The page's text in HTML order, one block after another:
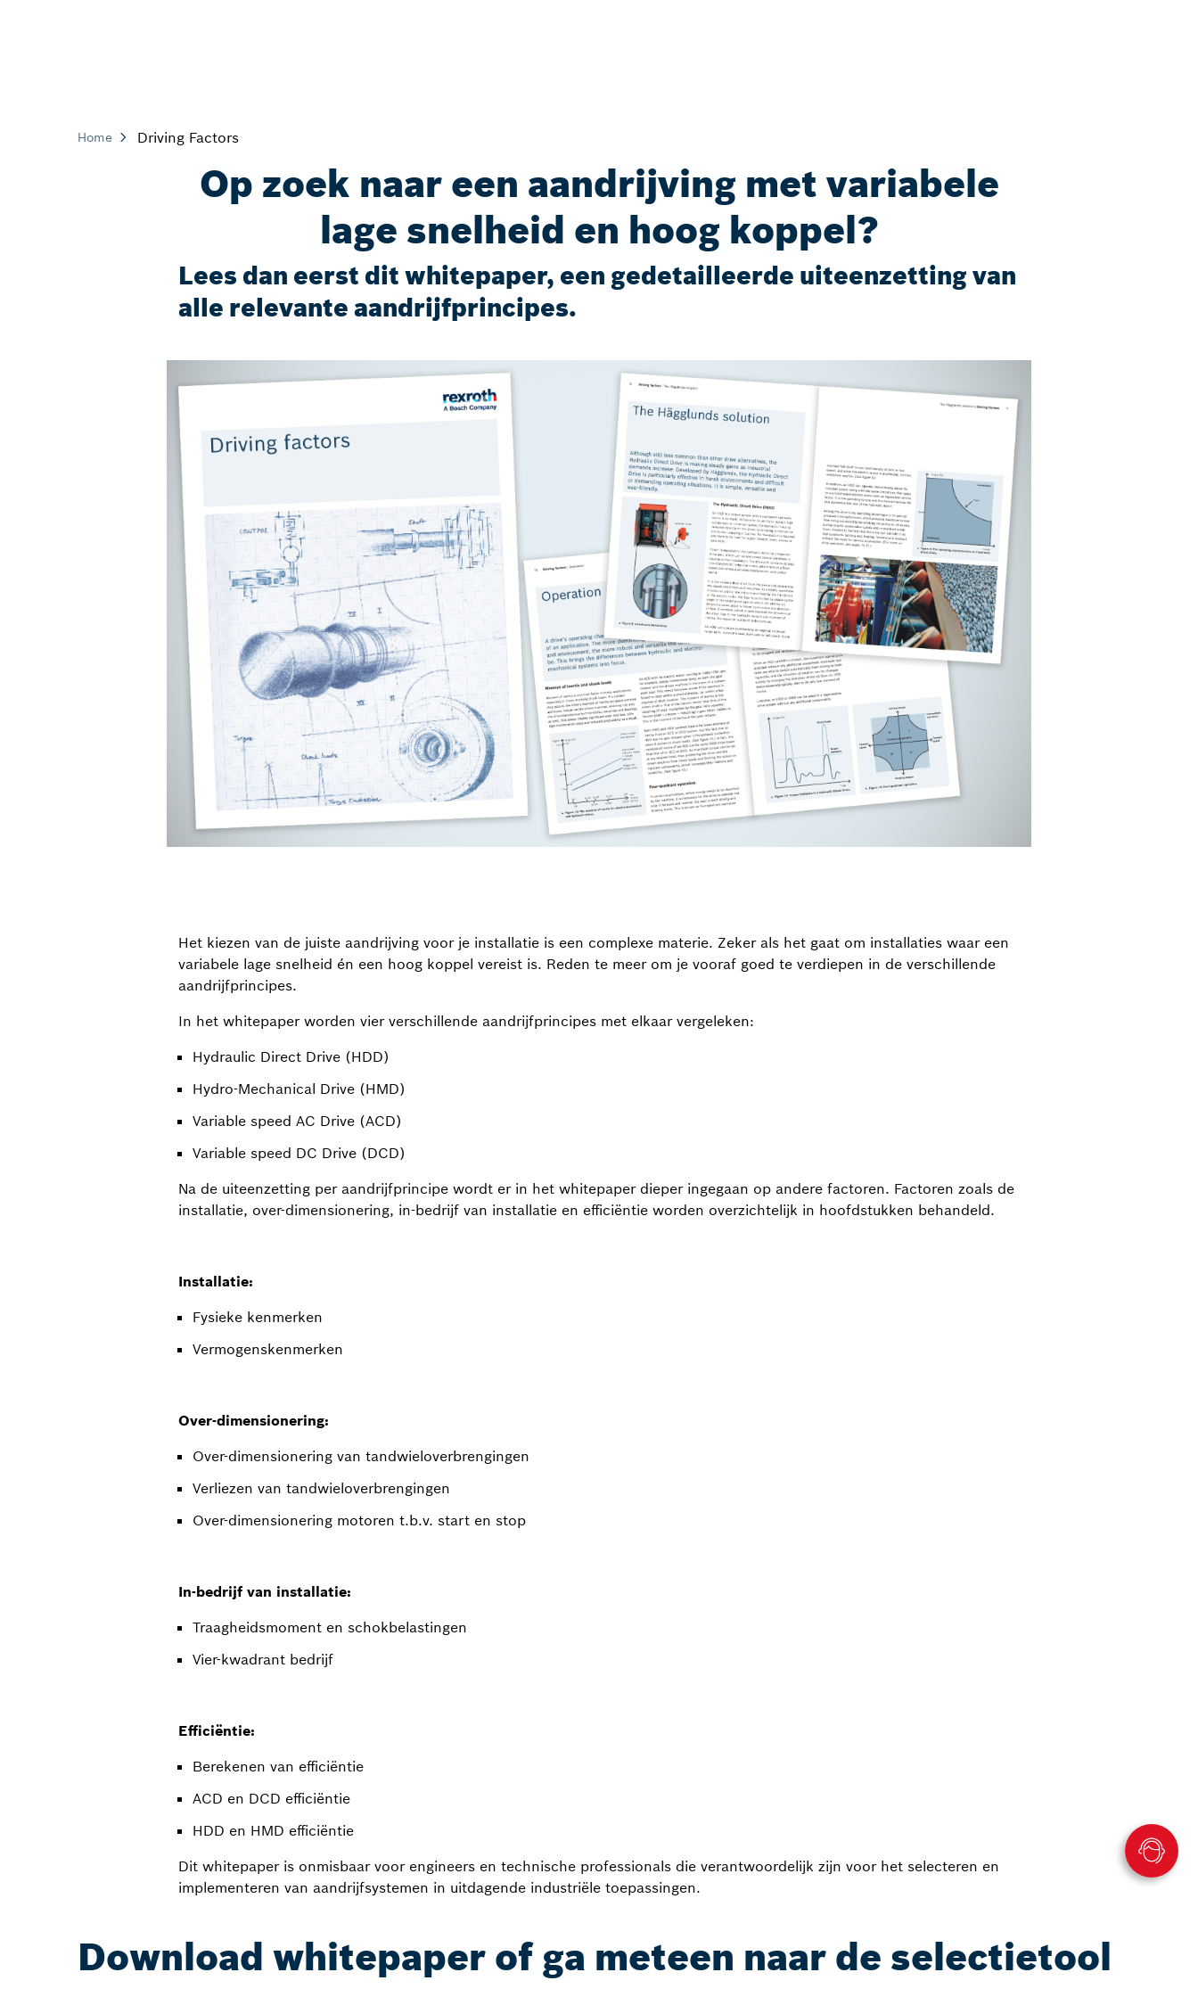
Home Driving Factors
Op zoek naar een aandrijving met variabele
lage snelheid en hoog koppel?
Lees dan eerst dit whitepaper, een gedetailleerde uiteenzetting van
alle relevante aandrijfprincipes.
Het kiezen van de juiste aandrijving voor je installatie is een complexe materie. Zeker als het gaat om installaties waar een
variabele lage snelheid én een hoog koppel vereist is. Reden te meer om je vooraf goed te verdiepen in de verschillende
aandrijfprincipes.
In het whitepaper worden vier verschillende aandrijfprincipes met elkaar vergeleken:
Hydraulic Direct Drive (HDD)
Hydro-Mechanical Drive (HMD)
Variable speed AC Drive (ACD)
Variable speed DC Drive (DCD)
Na de uiteenzetting per aandrijfprincipe wordt er in het whitepaper dieper ingegaan op andere factoren. Factoren zoals de
installatie, over-dimensionering, in-bedrijf van installatie en efficiëntie worden overzichtelijk in hoofdstukken behandeld.
Installatie:
Fysieke kenmerken
Vermogenskenmerken
Over-dimensionering:
Over-dimensionering van tandwieloverbrengingen
Verliezen van tandwieloverbrengingen
Over-dimensionering motoren t.b.v. start en stop
In-bedrijf van installatie:
Traagheidsmoment en schokbelastingen
Vier-kwadrant bedrijf
Efficiëntie:
Berekenen van efficiëntie
ACD en DCD efficiëntie
HDD en HMD efficiëntie
Dit whitepaper is onmisbaar voor engineers en technische professionals die verantwoordelijk zijn voor het selecteren en
implementeren van aandrijfsystemen in uitdagende industriële toepassingen.
Download whitepaper of ga meteen naar de selectietool